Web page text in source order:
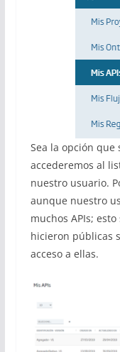
Sea la opción que
accederemos al
nuestro usuario.
aunque nuestro
muchos APIs;
hicieron públicas
acceso a ellas.